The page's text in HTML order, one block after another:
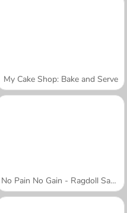
My Cake Shop: Bake and Serve
No Pain No Gain - Ragdoll Sandbox